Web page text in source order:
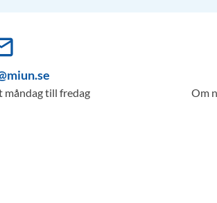
måndag till fredag Om